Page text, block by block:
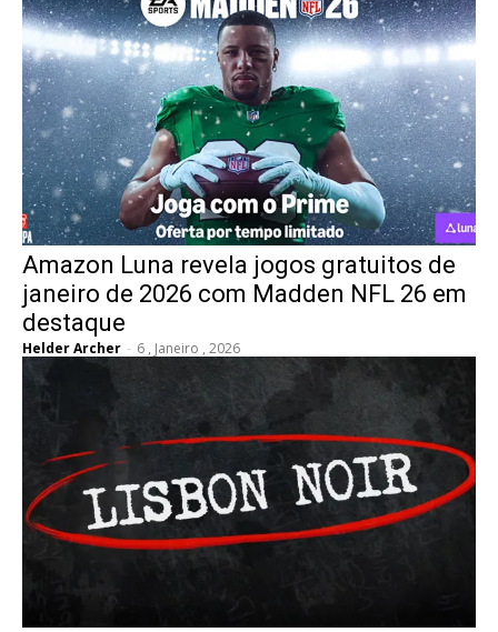
Amazon Luna revela jogos gratuitos de
janeiro de 2026 com Madden NFL 26 em
destaque
Helder Archer - 6 , Janeiro , 2026